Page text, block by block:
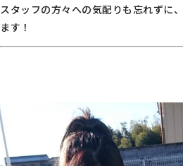
スタッフの方々への気配りも忘れずに
ます！